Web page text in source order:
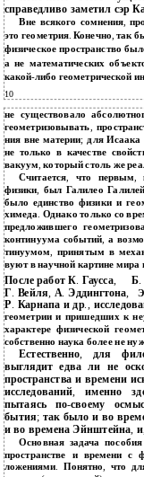
справедливо заметил сэр
Вне всякого сомнения,
это геометрия.Конечно,так
физическое пространство
а не математических
какой-либо геометрической
10
не существовало
геометризовывать,
ния вне материи;для
не только в качестве
вакуум,который столь же
Считается, что первым,
физики был Галилео Галилей
было единство физики и
химеда. Однако только со
предложившего
континуума событий, а
тинуумом,принятым в
вуют в научной картине мира
После работ К. Гаусса, Б.
Г. Вейля, А.Эддингтона, Э
Р. Карнапа и др.,
геометрии и пришедших к
характере физической
собственно наука более не
Естественно,для
выглядит едва ли не
пространства и времени
исследований,именно
пытаясь по-своему
бытия; так было и во
и во времена Эйнштейна, и
Основная задача пособия
пространстве и времени с
ложениями. Понятно, что